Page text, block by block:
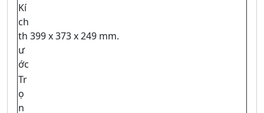
Kí
ch
th
ư
ớc
399 x 373 x 249 mm.
Tr
ọ
n